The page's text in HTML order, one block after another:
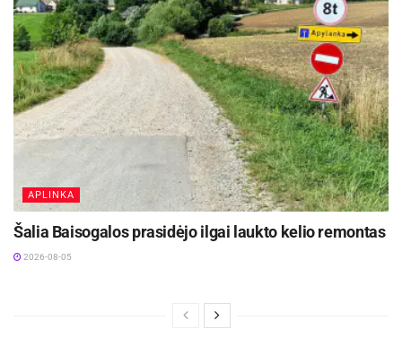
APLINKA
Šalia Baisogalos prasidėjo ilgai laukto kelio remontas
2026-08-05